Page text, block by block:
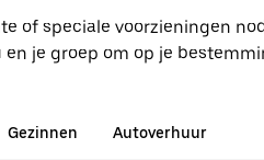
of speciale voorzieningen
en je groep om op je
Gezinnen Autoverhuur